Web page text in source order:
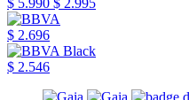
$ 5.990 $ 2.995
$ 2.696
$ 2.546